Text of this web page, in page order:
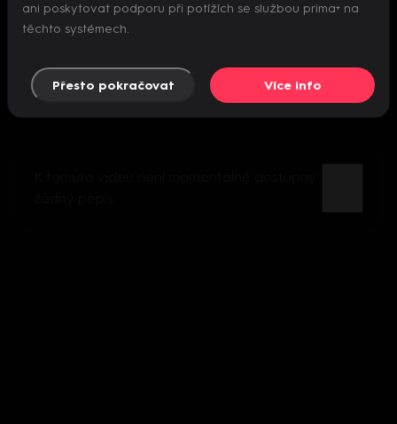
Nepodařilo se inicializovat přehrávač
ani poskytovat podporu při potížích se službou prima+ na
těchto systémech.
Přesto pokračovat Více info